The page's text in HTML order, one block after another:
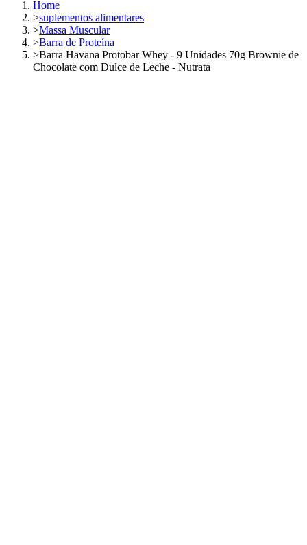
Home
>suplementos alimentares
>Massa Muscular
>Barra de Proteína
>Barra Havana Protobar Whey - 9 Unidades 70g Brownie de
Chocolate com Dulce de Leche - Nutrata